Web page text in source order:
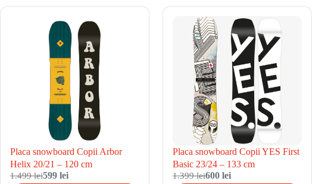
Placa snowboard Copii Arbor
Helix 20/21 – 120 cm
1.499 lei599 lei
Placa snowboard Copii YES First
Basic 23/24 – 133 cm
1.399 lei600 lei